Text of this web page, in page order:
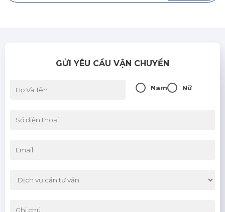
GỬI YÊU CẦU VẬN CHUYỂN
Nam Nữ